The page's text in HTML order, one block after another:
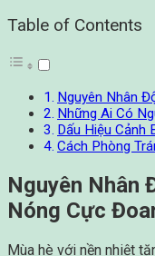
Table of Contents
Nguyên Nhân
Những Ai Có
Dấu Hiệu Cảnh
Cách Phòng
Nguyên Nhân
Nóng Cực
Mùa hè với nền nhiệt